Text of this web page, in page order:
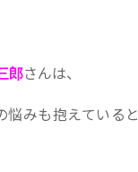
郎さんは、
みも抱えていると